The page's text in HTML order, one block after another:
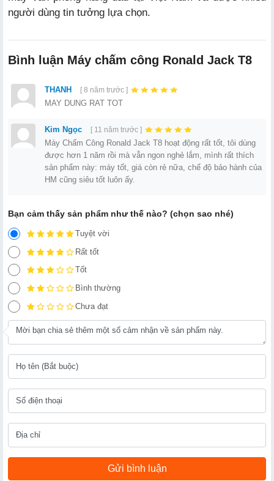
người dùng tin tưởng lựa chọn.
Bình luận Máy chấm công Ronald Jack T8
THANH [ 8 năm trước ]
MAY DUNG RAT TOT
Kim Ngọc [ 11 năm trước ]
Máy Chấm Công Ronald Jack T8 hoạt động rất tốt, tôi dùng
được hơn 1 năm rồi mà vẫn ngon nghẻ lắm, mình rất thích
sản phẩm này: máy tốt, giá còn rẻ nữa, chế độ bảo hành của
HM cũng siêu tốt luôn ấy.
Bạn cảm thấy sản phẩm như thế nào? (chọn sao nhé)
Tuyệt vời
Rất tốt
Tốt
Bình thường
Chưa đạt